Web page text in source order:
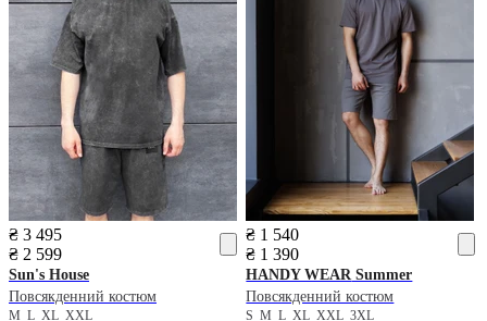
₴ 3 495
₴ 2 599
Sun's House
Повсякденний костюм
M L XL XXL
₴ 1 540
₴ 1 390
HANDY WEAR Summer
Повсякденний костюм
SMLXLXXL3XL